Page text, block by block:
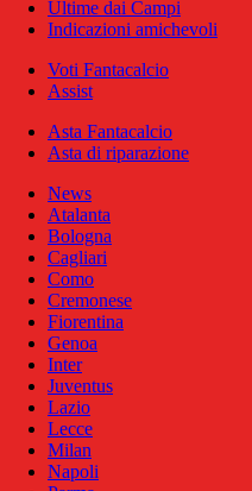
Ultime dai Campi
Indicazioni amichevoli
Voti Fantacalcio
Assist
Asta Fantacalcio
Asta di riparazione
News
Atalanta
Bologna
Cagliari
Como
Cremonese
Fiorentina
Genoa
Inter
Juventus
Lazio
Lecce
Milan
Napoli